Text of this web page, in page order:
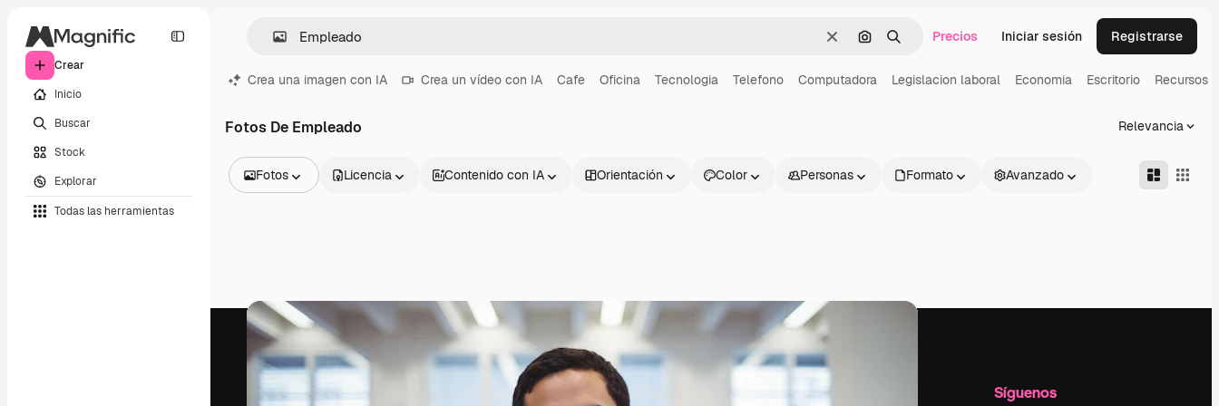
Crear
Inicio
Buscar
Stock
Explorar
Todas las herramientas
BorrarBuscar por imagen
BuscarPrecios Iniciar sesión Registrarse
Crea una imagen con IA Crea un vídeo con IA Cafe Oficina Tecnologia Telefono Computadora Legislacion laboral Economia Escritorio Recursos
Fotos De Empleado Relevancia
Fotos
Vídeos
Clips de vídeo
Motion graphics
Plantillas de vídeos
Iconos
Modelos 3D
Fuentes
Licencia Contenido con IA Orientación Color Personas Formato Avanzado
Productos Síguenos